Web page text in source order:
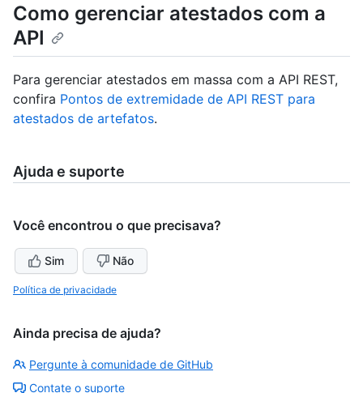
Como gerenciar atestados com a
API
Para gerenciar atestados em massa com a API REST,
confira Pontos de extremidade de API REST para
atestados de artefatos.
Ajuda e suporte
Você encontrou o que precisava?
Sim Não
Política de privacidade
Ainda precisa de ajuda?
Pergunte à comunidade de GitHub
Contate o suporte